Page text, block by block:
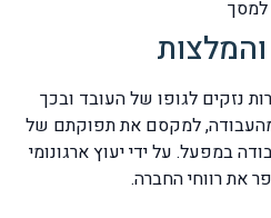
למסך
נזקים לגופו של העובד ובכך
מהעבודה, למקסם את תפוקתם של
במפעל. על ידי יעוץ ארגונומי
את רווחי החברה.